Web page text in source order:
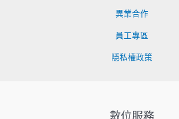
異業合作
員工專區
隱私權政策
數位服務